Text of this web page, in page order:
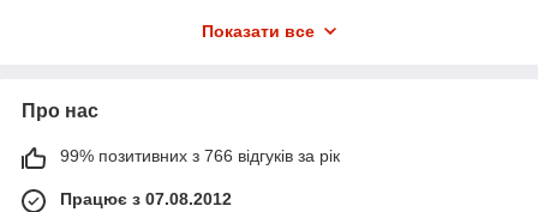
Технічно це той самий пристрій, деякі відмінності стосуються
планшета, надважливо подбати про його захист. Корпус та
пошкоджень у процесі використання. Саме тому якісний
кожного власника.
Показати все
Про нас
99% позитивних з 766 відгуків за рік
Працює з 07.08.2012